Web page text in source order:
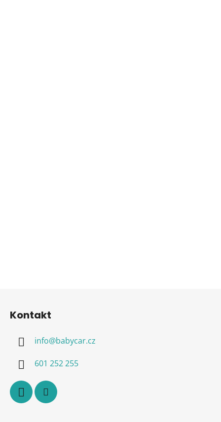
Kontakt
info@babycar.cz
601 252 255